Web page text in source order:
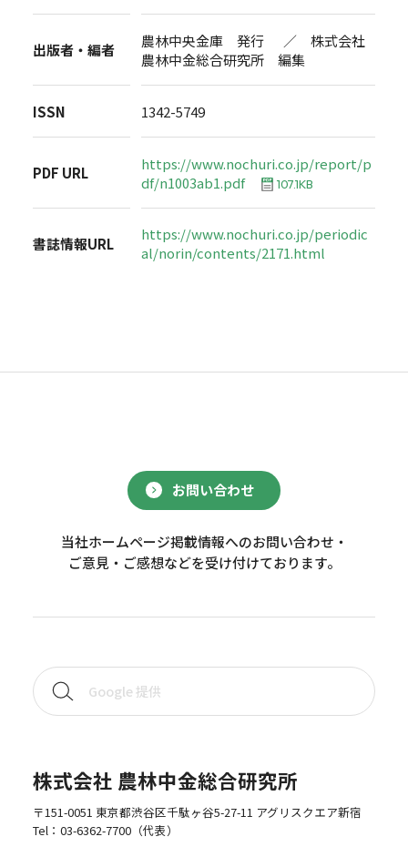
出版者・編者
農林中央金庫 発行 ／ 株式会社
農林中金総合研究所 編集
ISSN 1342-5749
PDF URL
https://www.nochuri.co.jp/report/p
df/n1003ab1.pdf
107.1KB
書誌情報URL
https://www.nochuri.co.jp/periodic
al/norin/contents/2171.html
お問い合わせ
当社ホームページ掲載情報へのお問い合わせ・
ご意見・ご感想などを受け付けております。
株式会社 農林中金総合研究所
〒151-0051 東京都渋谷区千駄ヶ谷5-27-11 アグリスクエア新宿
Tel： 03-6362-7700（代表）